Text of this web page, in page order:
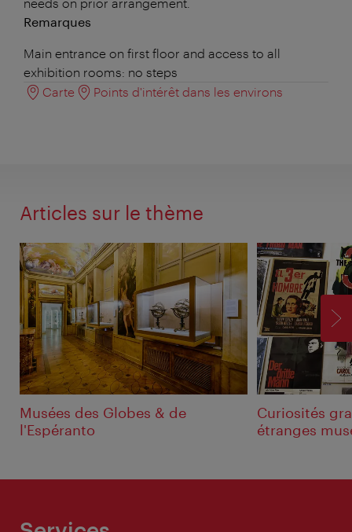
Remarques
Main entrance on first floor and access to all
exhibition rooms: no steps
Carte
Points d'intérêt dans les environs
Articles sur le thème
Musées des Globes & de
l'Espéranto
Curiosités
étranges